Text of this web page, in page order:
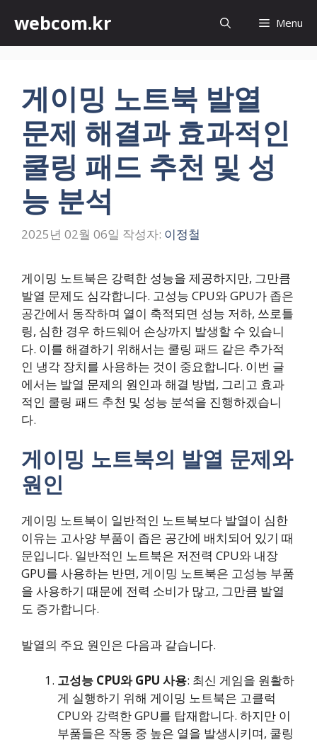
츠
webcom.kr Menu
게이밍 노트북 발열
문제 해결과 효과적인
쿨링 패드 추천 및 성
능 분석
2025년 02월 06일 작성자: 이정철
게이밍 노트북은 강력한 성능을 제공하지만, 그만큼
발열 문제도 심각합니다. 고성능 CPU와 GPU가 좁은
공간에서 동작하며 열이 축적되면 성능 저하, 쓰로틀
링, 심한 경우 하드웨어 손상까지 발생할 수 있습니
다. 이를 해결하기 위해서는 쿨링 패드 같은 추가적
인 냉각 장치를 사용하는 것이 중요합니다. 이번 글
에서는 발열 문제의 원인과 해결 방법, 그리고 효과
적인 쿨링 패드 추천 및 성능 분석을 진행하겠습니
다.
게이밍 노트북의 발열 문제와
원인
게이밍 노트북이 일반적인 노트북보다 발열이 심한
이유는 고사양 부품이 좁은 공간에 배치되어 있기 때
문입니다. 일반적인 노트북은 저전력 CPU와 내장
GPU를 사용하는 반면, 게이밍 노트북은 고성능 부품
을 사용하기 때문에 전력 소비가 많고, 그만큼 발열
도 증가합니다.
발열의 주요 원인은 다음과 같습니다.
고성능 CPU와 GPU 사용: 최신 게임을 원활하
게 실행하기 위해 게이밍 노트북은 고클럭
CPU와 강력한 GPU를 탑재합니다. 하지만 이
부품들은 작동 중 높은 열을 발생시키며, 쿨링